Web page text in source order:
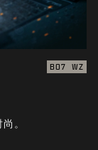
BO7 WZ
。